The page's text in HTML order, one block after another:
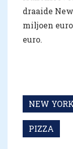
draaide
miljoen
euro.
NEW
PIZZA